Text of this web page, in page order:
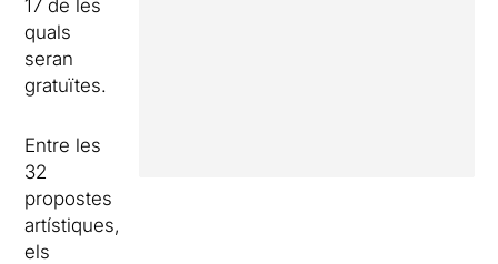
17 de les
quals
seran
gratuïtes.
Entre les
32
propostes
artístiques,
els